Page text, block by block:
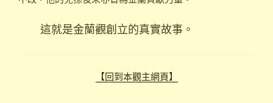
這就是金蘭觀創立的真實故事。
【回到本觀主網頁】